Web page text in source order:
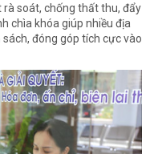
rà soát, chống thất thu, đẩy
chìa khóa giúp nhiều địa
đóng góp tích cực vào